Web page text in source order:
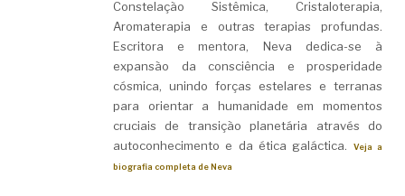
Constelação Sistêmica, Cristaloterapia,
Aromaterapia e outras terapias profundas.
Escritora e mentora, Neva dedica-se à
expansão da consciência e prosperidade
cósmica, unindo forças estelares e terranas
para orientar a humanidade em momentos
cruciais de transição planetária através do
autoconhecimento e da ética galáctica.
Veja a
biografia completa de Neva